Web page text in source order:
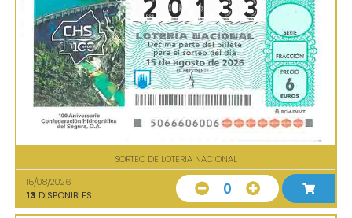
SORTEO DE LOTERIA NACIONAL
15/08/2026
13 DISPONIBLES 0